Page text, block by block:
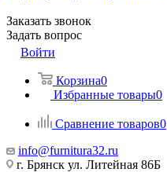
Заказать звонок
Задать вопрос
Войти
Корзина0
Избранные товары0
Сравнение товаров0
info@furnitura32.ru
г. Брянск ул. Литейная 86Б